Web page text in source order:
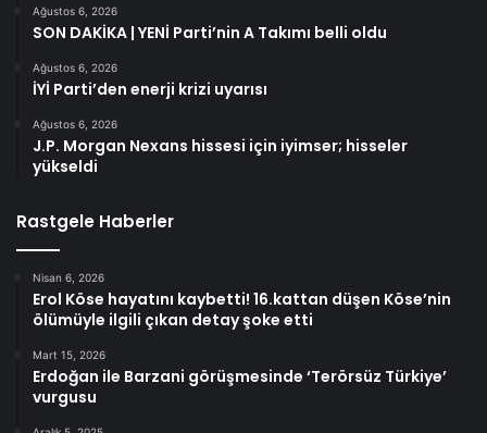
Ağustos 6, 2026
SON DAKİKA | YENİ Parti’nin A Takımı belli oldu
Ağustos 6, 2026
İYİ Parti’den enerji krizi uyarısı
Ağustos 6, 2026
J.P. Morgan Nexans hissesi için iyimser; hisseler
yükseldi
Rastgele Haberler
Nisan 6, 2026
Erol Köse hayatını kaybetti! 16.kattan düşen Köse’nin
ölümüyle ilgili çıkan detay şoke etti
Mart 15, 2026
Erdoğan ile Barzani görüşmesinde ‘Terörsüz Türkiye’
vurgusu